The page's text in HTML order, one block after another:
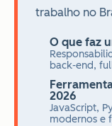
trabalho no
O que faz
back-end,
2026
JavaScript,
modernos e